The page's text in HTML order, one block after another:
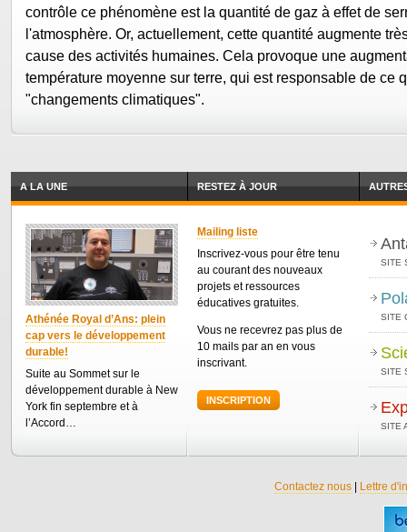
contrôle ce phénomène est la quantité de gaz à effet de
l'atmosphère. Or, actuellement, cette quantité augmente
cause des activités humaines. Cela provoque une
température moyenne sur terre, qui est responsable de ce
"changements climatiques".
A LA UNE
Athénée Royal d’Ans: plein
cap vers le développement
durable!
Suite au Sommet sur le
développement durable à New
York fin septembre et à
l’Accord…
RESTEZ À JOUR
Mailing liste
Inscrivez-vous pour être tenu
au courant des nouveaux
projets et ressources
éducatives gratuites.
Vous ne recevrez pas plus de
10 mails par an en vous
inscrivant.
INSCRIPTION
SITE
SITE
SITE
SITE
Contactez nous| Lettre